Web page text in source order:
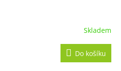
Skladem
Do košíku